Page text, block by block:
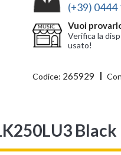
(+39) 0444
Vuoi
Verifica la
usato!
Codice: 265929
Black